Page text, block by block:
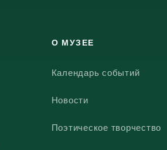
О МУЗЕЕ
Календарь событий
Новости
Поэтическое творчество